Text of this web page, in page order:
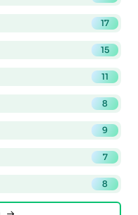
17
15
11
8
9
7
8